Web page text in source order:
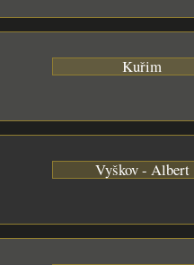
Kuřim
Vyškov - Albert